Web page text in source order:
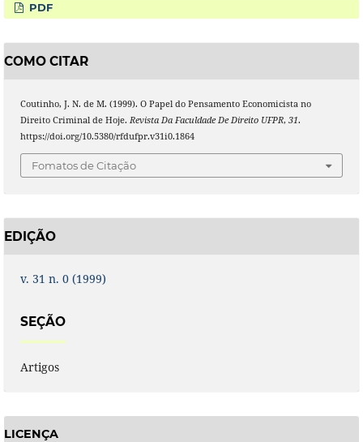
PDF
COMO CITAR
Coutinho, J. N. de M. (1999). O Papel do Pensamento Economicista no
Direito Criminal de Hoje. Revista Da Faculdade De Direito UFPR, 31.
https://doi.org/10.5380/rfdufpr.v31i0.1864
Fomatos de Citação
EDIÇÃO
v. 31 n. 0 (1999)
SEÇÃO
Artigos
LICENÇA